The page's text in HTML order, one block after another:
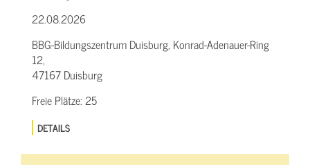
22.08.2026
BBG-Bildungszentrum Duisburg, Konrad-Adenauer-Ring
12,
47167 Duisburg
Freie Plätze:25
DETAILS